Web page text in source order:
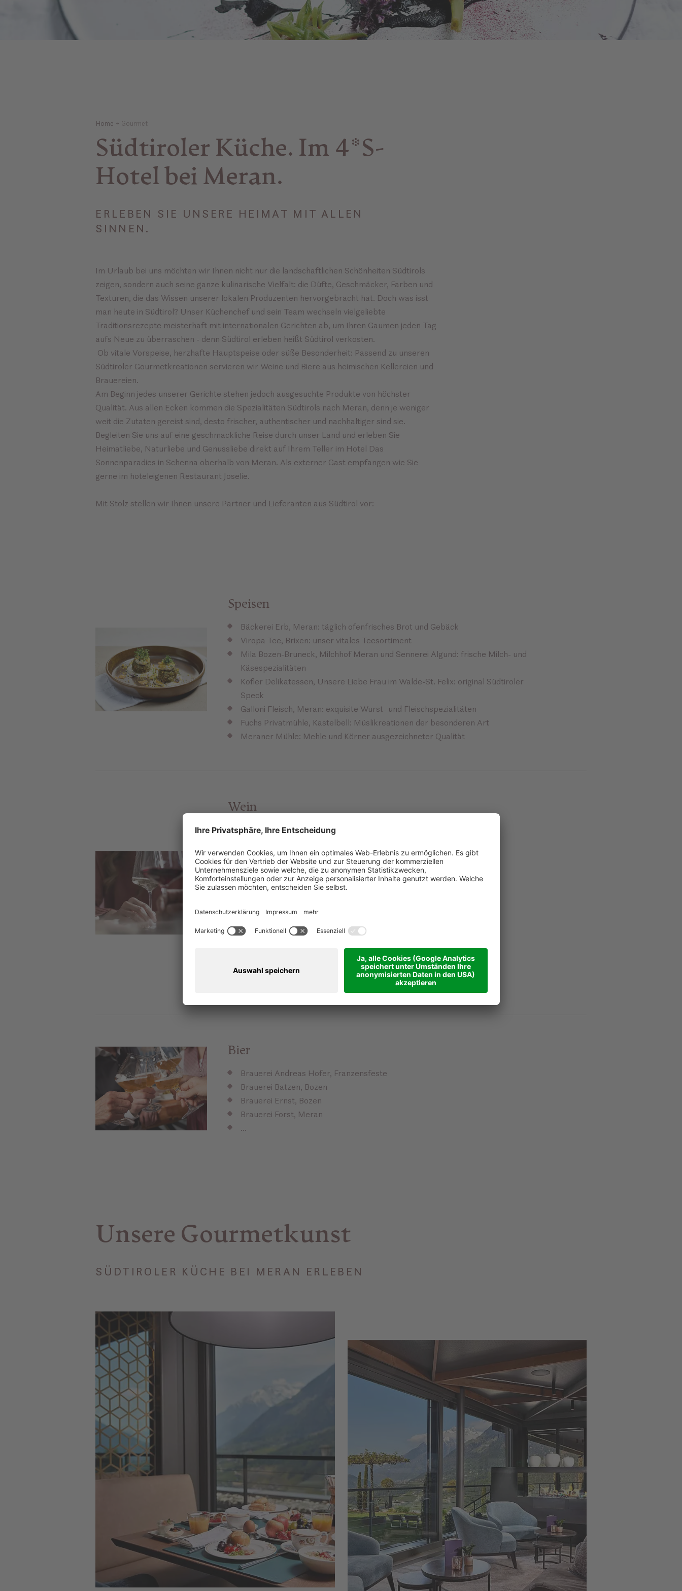
Home Gourmet
Südtiroler Küche. Im 4*S-
Hotel bei Meran.
ERLEBEN SIE UNSERE HEIMAT MIT ALLEN
SINNEN.
Im Urlaub bei uns möchten wir Ihnen nicht nur die landschaftlichen Schönheiten Südtirols
zeigen, sondern auch seine ganze kulinarische Vielfalt: die Düfte, Geschmäcker, Farben und
Texturen, die das Wissen unserer lokalen Produzenten hervorgebracht hat. Doch was isst
man heute in Südtirol? Unser Küchenchef und sein Team wechseln vielgeliebte
Traditionsrezepte meisterhaft mit internationalen Gerichten ab, um Ihren Gaumen jeden Tag
aufs Neue zu überraschen - denn Südtirol erleben heißt Südtirol verkosten.
Ob vitale Vorspeise, herzhafte Hauptspeise oder süße Besonderheit: Passend zu unseren
Südtiroler Gourmetkreationen servieren wir Weine und Biere aus heimischen Kellereien und
Brauereien.
Am Beginn jedes unserer Gerichte stehen jedoch ausgesuchte Produkte von höchster
Qualität. Aus allen Ecken kommen die Spezialitäten Südtirols nach Meran, denn je weniger
weit die Zutaten gereist sind, desto frischer, authentischer und nachhaltiger sind sie.
Begleiten Sie uns auf eine geschmackliche Reise durch unser Land und erleben Sie
Heimatliebe, Naturliebe und Genussliebe direkt auf Ihrem Teller im Hotel Das
Sonnenparadies in Schenna oberhalb von Meran. Als externer Gast empfangen wie Sie
gerne im hoteleigenen Restaurant Joselie.
Mit Stolz stellen wir Ihnen unsere Partner und Lieferanten aus Südtirol vor:
Speisen
Bäckerei Erb, Meran: täglich ofenfrisches Brot und Gebäck
Viropa Tee, Brixen: unser vitales Teesortiment
Mila Bozen-Bruneck, Milchhof Meran und Sennerei Algund: frische Milch- und
Käsespezialitäten
Kofler Delikatessen, Unsere Liebe Frau im Walde-St. Felix: original Südtiroler
Speck
Galloni Fleisch, Meran: exquisite Wurst- und Fleischspezialitäten
Fuchs Privatmühle, Kastelbell: Müslikreationen der besonderen Art
Meraner Mühle: Mehle und Körner ausgezeichneter Qualität
Wein
Kellerei Bozen
Kellerei Kaltern
Kellerei Köfererhof, Neustift im Eisacktal
Kellerei Meran
Kellerei Terlan
Kellerei Tramin an der Weinstraße
Weingut Elena Walch, Tramin an der Weinstraße
Weingut Pföstl, Schenna
Bier
Brauerei Andreas Hofer, Franzensfeste
Brauerei Batzen, Bozen
Brauerei Ernst, Bozen
Brauerei Forst, Meran
…
Unsere Gourmetkunst
SÜDTIROLER KÜCHE BEI MERAN ERLEBEN